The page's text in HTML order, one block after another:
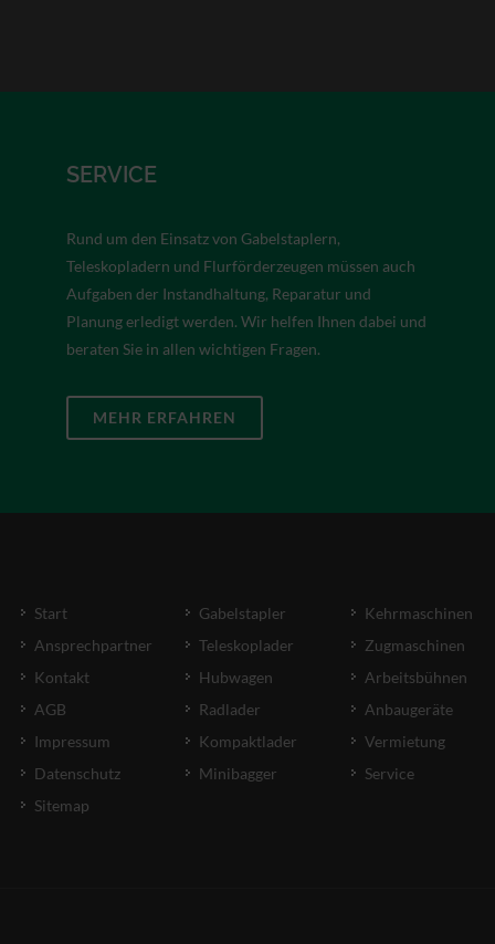
SERVICE
Rund um den Einsatz von Gabelstaplern,
Teleskopladern und Flurförderzeugen müssen auch
Aufgaben der Instandhaltung, Reparatur und
Planung erledigt werden. Wir helfen Ihnen dabei und
beraten Sie in allen wichtigen Fragen.
MEHR ERFAHREN
Start
Ansprechpartner
Kontakt
AGB
Impressum
Datenschutz
Sitemap
Gabelstapler
Teleskoplader
Hubwagen
Radlader
Kompaktlader
Minibagger
Kehrmaschinen
Zugmaschinen
Arbeitsbühnen
Anbaugeräte
Vermietung
Service